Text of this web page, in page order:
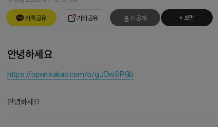
카톡공유 기타공유 비공개 + 보관
안녕하세요
https://open.kakao.com/o/gJDwSPGb
안녕하세요